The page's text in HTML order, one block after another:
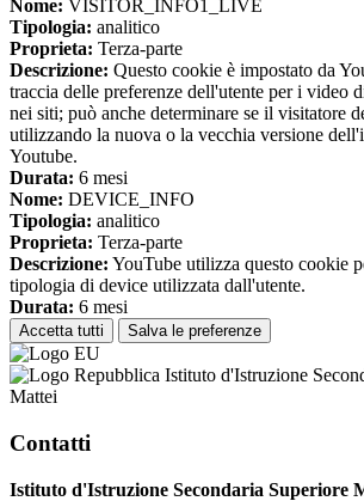
Nome: VISITOR_INFO1_LIVE
Tipologia: analitico
Proprieta: Terza-parte
Descrizione: Questo cookie è impostato da
traccia delle preferenze dell'utente per i video
nei siti; può anche determinare se il visitatore
utilizzando la nuova o la vecchia versione
Youtube.
Durata: 6 mesi
Nome: DEVICE_INFO
Tipologia: analitico
Proprieta: Terza-parte
Descrizione: YouTube utilizza questo cookie
tipologia di device utilizzata dall'utente.
Durata: 6 mesi
Accetta tutti Salva le preferenze
Istituto d'Istruzione
Mattei
Contatti
Istituto d'Istruzione Secondaria Superiore